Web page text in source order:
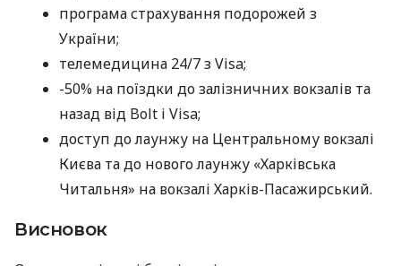
програма страхування подорожей з
України;
телемедицина 24/7 з Visa;
-50% на поїздки до залізничних вокзалів та
назад від Bolt і Visa;
доступ до лаунжу на Центральному вокзалі
Києва та до нового лаунжу «Харківська
Читальня» на вокзалі Харків-Пасажирський.
Висновок